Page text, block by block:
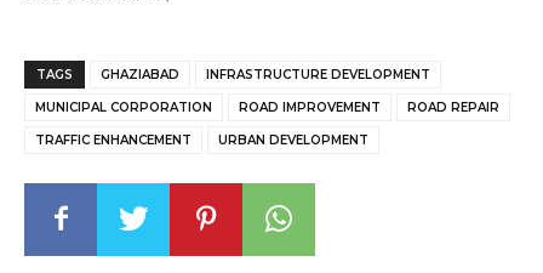
TAGS GHAZIABAD INFRASTRUCTURE DEVELOPMENT
MUNICIPAL CORPORATION ROAD IMPROVEMENT ROAD REPAIR
TRAFFIC ENHANCEMENT URBAN DEVELOPMENT